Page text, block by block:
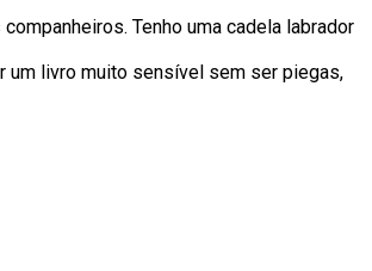
Tenho uma cadela labrador
um livro muito sensível sem ser piegas,